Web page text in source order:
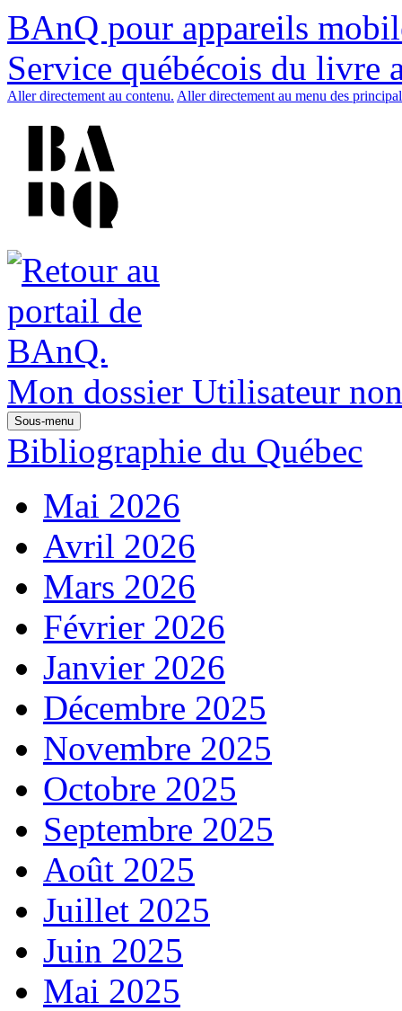
BAnQ pour appareils
Service québécois du livre
Aller directement au contenu. Aller directement au menu des
Mon dossier Utilisateur
Sous-menu
Bibliographie du Québec
Mai 2026
Avril 2026
Mars 2026
Février 2026
Janvier 2026
Décembre 2025
Novembre 2025
Octobre 2025
Septembre 2025
Août 2025
Juillet 2025
Juin 2025
Mai 2025